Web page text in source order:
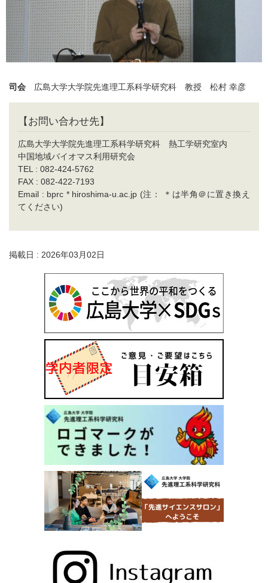
司会 広島大学大学院先進理工系科学研究科 教授 松村 幸彦
【お問い合わせ先】
広島大学大学院先進理工系科学研究科 熱工学研究室内
中国地域バイオマス利用研究会
TEL : 082-424-5762
FAX : 082-422-7193
Email : bprc * hiroshima-u.ac.jp (注： ＊は半角＠に置き換え
てください)
掲載日 : 2026年03月02日